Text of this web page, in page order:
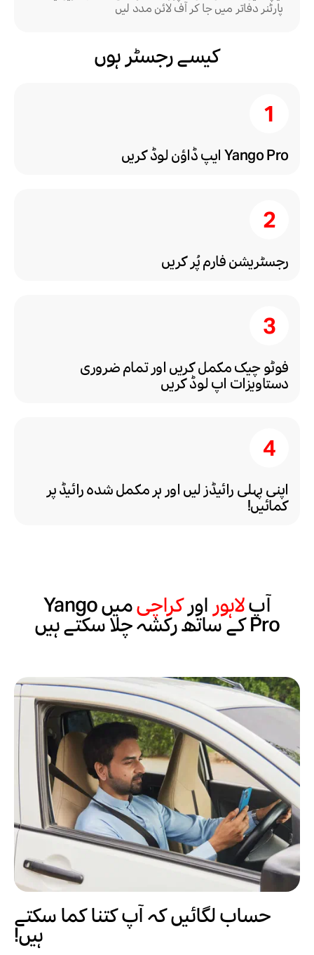
پارٹنر دفاتر میں جا کر آف لائن مدد لیں
کیسے رجسٹر ہوں
Yango Pro ایپ ڈاؤن لوڈ کریں
رجسٹریشن فارم پُر کریں
فوٹو چیک مکمل کریں اور تمام ضروری
دستاویزات اپ لوڈ کریں
اپنی پہلی رائیڈز لیں اور ہر مکمل شدہ رائیڈ پر
کمائیں!
آپلاہور اورکراچی
میں Yango
Pro کے ساتھ رکشہ چلا سکتے ہیں
حساب لگائیں کہ آپ کتنا کما سکتے
ہیں!